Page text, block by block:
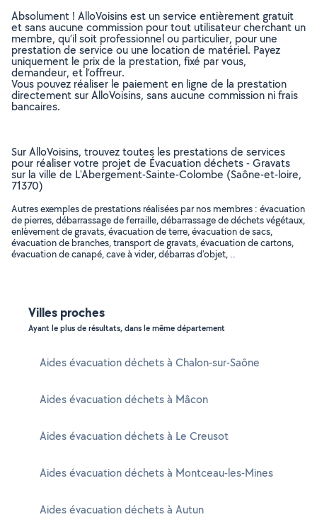
Absolument ! AlloVoisins est un service entièrement gratuit
et sans aucune commission pour tout utilisateur cherchant un
membre, qu’il soit professionnel ou particulier, pour une
prestation de service ou une location de matériel. Payez
uniquement le prix de la prestation, fixé par vous,
demandeur, et l’offreur.
Vous pouvez réaliser le paiement en ligne de la prestation
directement sur AlloVoisins, sans aucune commission ni frais
bancaires.
Sur AlloVoisins, trouvez toutes les prestations de services
pour réaliser votre projet de Évacuation déchets - Gravats
sur la ville de L'Abergement-Sainte-Colombe (Saône-et-loire,
71370)
Autres exemples de prestations réalisées par nos membres : évacuation
de pierres, débarrassage de ferraille, débarrassage de déchets végétaux,
enlèvement de gravats, évacuation de terre, évacuation de sacs,
évacuation de branches, transport de gravats, évacuation de cartons,
évacuation de canapé, cave à vider, débarras d'objet, ..
Villes proches
Ayant le plus de résultats, dans le même département
Aides évacuation déchets à Chalon-sur-Saône
Aides évacuation déchets à Mâcon
Aides évacuation déchets à Le Creusot
Aides évacuation déchets à Montceau-les-Mines
Aides évacuation déchets à Autun